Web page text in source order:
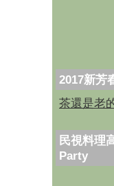
2017新芳
茶還是老
民視料理
Party